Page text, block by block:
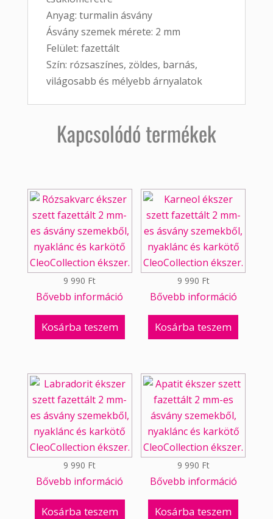
Anyag: turmalin ásvány
Ásvány szemek mérete: 2 mm
Felület: fazettált
Szín: rózsaszínes, zöldes, barnás,
világosabb és mélyebb árnyalatok
Kapcsolódó termékek
9 990 Ft
Bővebb információ
Kosárba teszem
9 990 Ft
Bővebb információ
Kosárba teszem
9 990 Ft
Bővebb információ
Kosárba teszem
9 990 Ft
Bővebb információ
Kosárba teszem